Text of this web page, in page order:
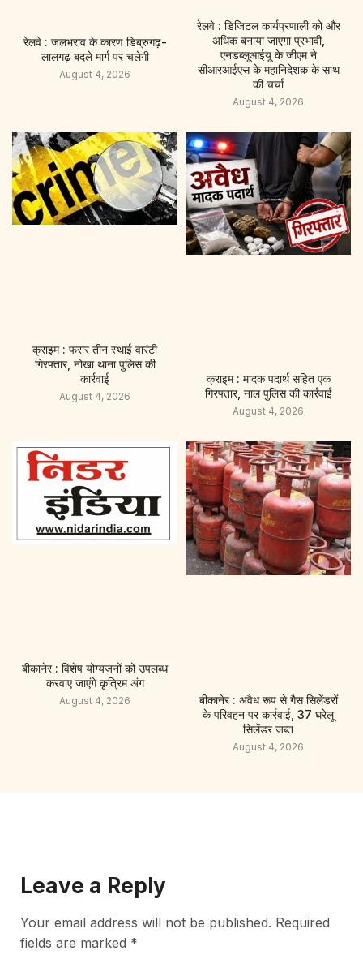
रेलवे : जलभराव के कारण डिब्रुगढ़-
लालगढ़ बदले मार्ग पर चलेगी
August 4, 2026
रेलवे : डिजिटल कार्यप्रणाली को और
अधिक बनाया जाएगा प्रभावी,
एनडब्लूआईयू के जीएम ने
सीआरआईएस के महानिदेशक के साथ
की चर्चा
August 4, 2026
क्राइम : फरार तीन स्थाई वारंटी
गिरफ्तार, नोखा थाना पुलिस की
कार्रवाई
August 4, 2026
क्राइम : मादक पदार्थ सहित एक
गिरफ्तार, नाल पुलिस की कार्रवाई
August 4, 2026
बीकानेर : विशेष योग्यजनों को उपलब्ध
करवाए जाएंगे कृत्रिम अंग
August 4, 2026
बीकानेर : अवैध रूप से गैस सिलेंडरों
के परिवहन पर कार्रवाई, 37 घरेलू
सिलेंडर जब्त
August 4, 2026
Leave a Reply
Your email address will not be published. Required
fields are marked *